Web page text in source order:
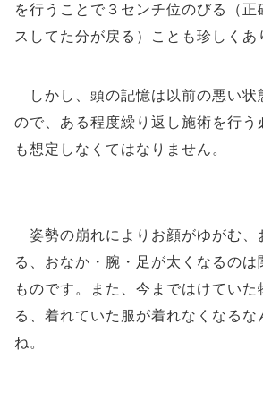
を行うことで３センチ位のびる（正
スしてた分が戻る）ことも珍しくあ
しかし、頭の記憶は以前の悪い状
ので、ある程度繰り返し施術を行う
も想定しなくてはなりません。
姿勢の崩れによりお顔がゆがむ、
る、おなか・腕・足が太くなるのは
ものです。また、今まではけていた
る、着れていた服が着れなくなるな
ね。